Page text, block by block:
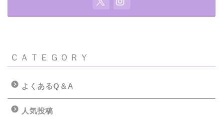
ＣＡＴＥＧＯＲＹ
よくあるQ＆A
人気投稿